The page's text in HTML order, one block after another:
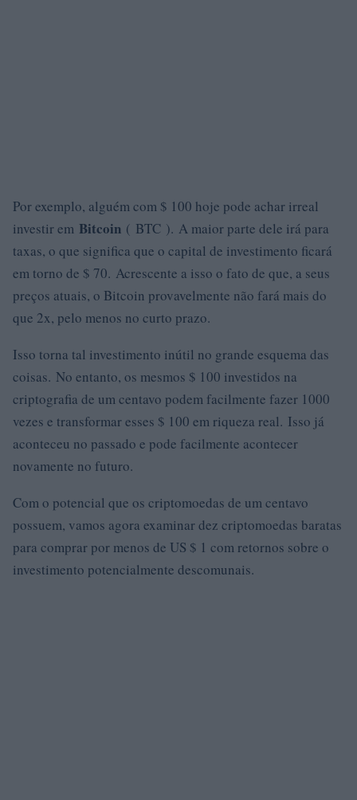
Por exemplo, alguém com $ 100 hoje pode achar irreal
investir em Bitcoin ( BTC ). A maior parte dele irá para
taxas, o que significa que o capital de investimento ficará
em torno de $ 70. Acrescente a isso o fato de que, a seus
preços atuais, o Bitcoin provavelmente não fará mais do
que 2x, pelo menos no curto prazo.
Isso torna tal investimento inútil no grande esquema das
coisas. No entanto, os mesmos $ 100 investidos na
criptografia de um centavo podem facilmente fazer 1000
vezes e transformar esses $ 100 em riqueza real. Isso já
aconteceu no passado e pode facilmente acontecer
novamente no futuro.
Com o potencial que os criptomoedas de um centavo
possuem, vamos agora examinar dez criptomoedas baratas
para comprar por menos de US $ 1 com retornos sobre o
investimento potencialmente descomunais.